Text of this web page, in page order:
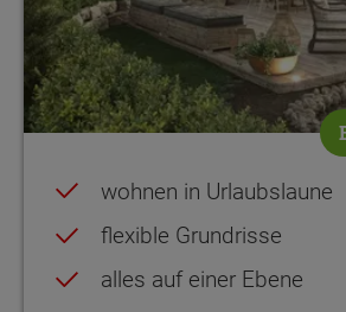
wohnen in Urlaubslaune
flexible Grundrisse
alles auf einer Ebene